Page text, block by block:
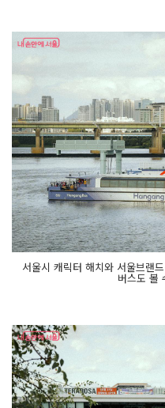
서울시 캐릭터 해치와 서울브랜
버스도 볼